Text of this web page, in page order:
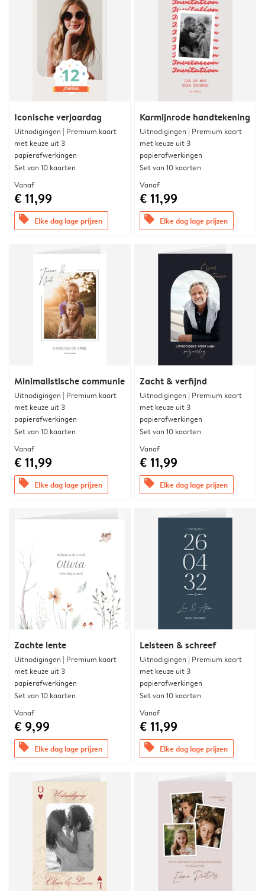
Iconische verjaardag
Uitnodigingen | Premium kaart
met keuze uit 3
papierafwerkingen
Set van 10 kaarten
Vanaf
€ 11,99
offers Elke dag lage prijzen
Karmijnrode handtekening
Uitnodigingen | Premium kaart
met keuze uit 3
papierafwerkingen
Set van 10 kaarten
Vanaf
€ 11,99
offers Elke dag lage prijzen
Minimalistische communie
Uitnodigingen | Premium kaart
met keuze uit 3
papierafwerkingen
Set van 10 kaarten
Vanaf
€ 11,99
offers Elke dag lage prijzen
Zacht & verfijnd
Uitnodigingen | Premium kaart
met keuze uit 3
papierafwerkingen
Set van 10 kaarten
Vanaf
€ 11,99
offers Elke dag lage prijzen
Zachte lente
Uitnodigingen | Premium kaart
met keuze uit 3
papierafwerkingen
Set van 10 kaarten
Vanaf
€ 9,99
offers Elke dag lage prijzen
Leisteen & schreef
Uitnodigingen | Premium kaart
met keuze uit 3
papierafwerkingen
Set van 10 kaarten
Vanaf
€ 11,99
offers Elke dag lage prijzen